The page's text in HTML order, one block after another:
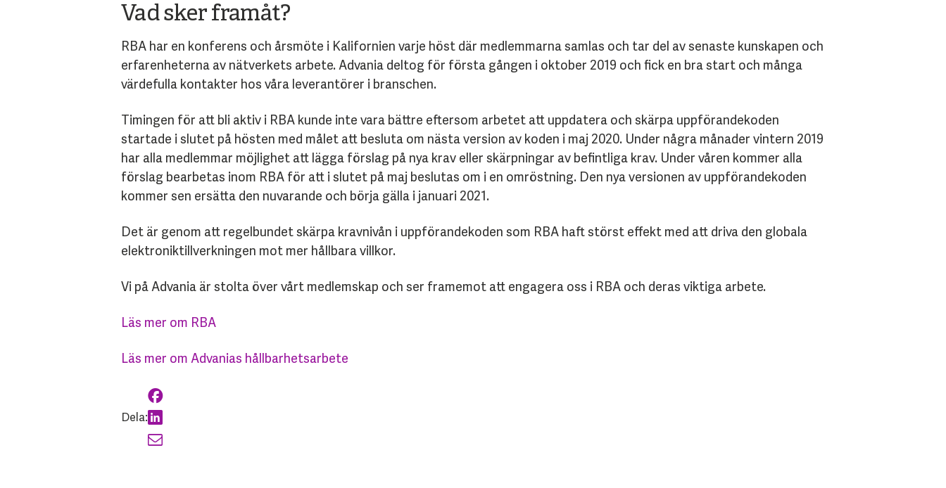
Vad sker framåt?
RBA har en konferens och årsmöte i Kalifornien varje höst där medlemmarna samlas och tar del av senaste kunskapen och
erfarenheterna av nätverkets arbete. Advania deltog för första gången i oktober 2019 och fick en bra start och många
värdefulla kontakter hos våra leverantörer i branschen.
Timingen för att bli aktiv i RBA kunde inte vara bättre eftersom arbetet att uppdatera och skärpa uppförandekoden
startade i slutet på hösten med målet att besluta om nästa version av koden i maj 2020. Under några månader vintern 2019
har alla medlemmar möjlighet att lägga förslag på nya krav eller skärpningar av befintliga krav. Under våren kommer alla
förslag bearbetas inom RBA för att i slutet på maj beslutas om i en omröstning. Den nya versionen av uppförandekoden
kommer sen ersätta den nuvarande och börja gälla i januari 2021.
Det är genom att regelbundet skärpa kravnivån i uppförandekoden som RBA haft störst effekt med att driva den globala
elektroniktillverkningen mot mer hållbara villkor.
Vi på Advania är stolta över vårt medlemskap och ser framemot att engagera oss i RBA och deras viktiga arbete.
Läs mer om RBA
Läs mer om Advanias hållbarhetsarbete
Dela: